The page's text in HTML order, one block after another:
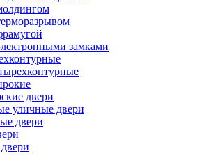
замками
двери
уличные двери
двери